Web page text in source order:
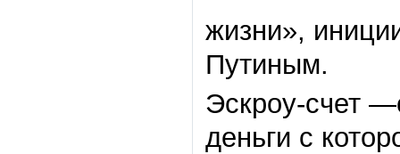
жизни»,
Путиным.
Эскроу-счет
деньги с